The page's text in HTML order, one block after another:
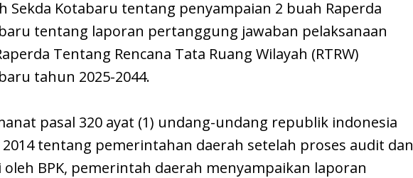
Sekda Kotabaru tentang penyampaian 2 buah Raperda
tentang laporan pertanggung jawaban pelaksanaan
Tentang Rencana Tata Ruang Wilayah (RTRW)
tahun 2025-2044.
pasal 320 ayat (1) undang-undang republik indonesia
tentang pemerintahan daerah setelah proses audit dan
BPK, pemerintah daerah menyampaikan laporan